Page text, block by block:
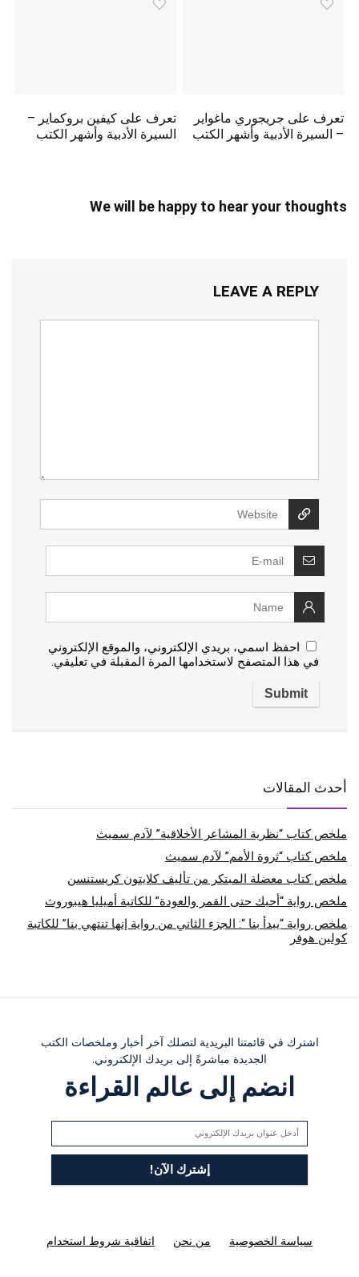
تعرف على جريجوري ماغواير
– السيرة الأدبية وأشهر الكتب
تعرف على كيفين بروكماير –
السيرة الأدبية وأشهر الكتب
We will be happy to hear your thoughts
LEAVE A REPLY
احفظ اسمي، بريدي الإلكتروني، والموقع الإلكتروني
في هذا المتصفح لاستخدامها المرة المقبلة في تعليقي.
أحدث المقالات
ملخص كتاب “نظرية المشاعر الأخلاقية” لآدم سميث
ملخص كتاب “ثروة الأمم” لآدم سميث
ملخص كتاب معضلة المبتكر من تأليف كلايتون كريستنسن
ملخص رواية “أحبك حتى القمر والعودة” للكاتبة أميليا هيبوروث
ملخص رواية “يبدأ بنا “: الجزء الثاني من رواية إنها تنتهي بنا” للكاتبة
كولين هوفر
اشترك في قائمتنا البريدية لتصلك آخر أخبار وملخصات الكتب
الجديدة مباشرةً إلى بريدك الإلكتروني.
انضم إلى عالم القراءة
سياسة الخصوصية من نحن اتفاقية شروط استخدام